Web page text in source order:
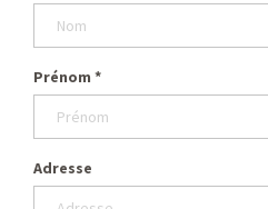
Prénom *
Adresse